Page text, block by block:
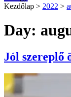
Kezdőlap > 2022 >
Day:
Jól szereplő